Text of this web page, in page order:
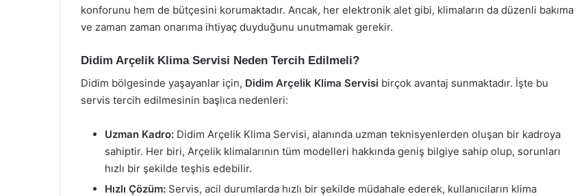
konforunu hem de bütçesini korumaktadır. Ancak, her elektronik alet gibi, klimaların da düzenli bakıma
ve zaman zaman onarıma ihtiyaç duyduğunu unutmamak gerekir.
Didim Arçelik Klima Servisi Neden Tercih Edilmeli?
Didim bölgesinde yaşayanlar için, Didim Arçelik Klima Servisi birçok avantaj sunmaktadır. İşte bu
servis tercih edilmesinin başlıca nedenleri:
Uzman Kadro: Didim Arçelik Klima Servisi, alanında uzman teknisyenlerden oluşan bir kadroya
sahiptir. Her biri, Arçelik klimalarının tüm modelleri hakkında geniş bilgiye sahip olup, sorunları
hızlı bir şekilde teşhis edebilir.
Hızlı Çözüm: Servis, acil durumlarda hızlı bir şekilde müdahale ederek, kullanıcıların klima